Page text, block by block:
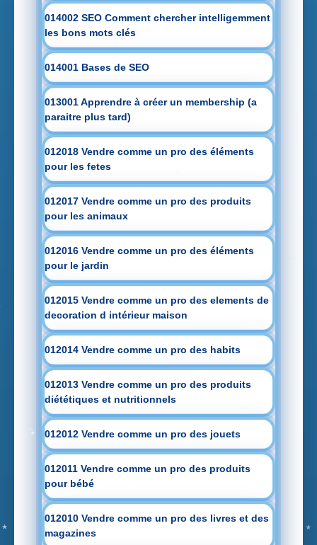
014002 SEO Comment chercher intelligemment
les bons mots clés
014001 Bases de SEO
013001 Apprendre à créer un membership (a
paraitre plus tard)
012018 Vendre comme un pro des éléments
pour les fetes
012017 Vendre comme un pro des produits
pour les animaux
012016 Vendre comme un pro des éléments
pour le jardin
012015 Vendre comme un pro des elements de
decoration d intérieur maison
012014 Vendre comme un pro des habits
012013 Vendre comme un pro des produits
diététiques et nutritionnels
012012 Vendre comme un pro des jouets
012011 Vendre comme un pro des produits
pour bébé
012010 Vendre comme un pro des livres et des
magazines